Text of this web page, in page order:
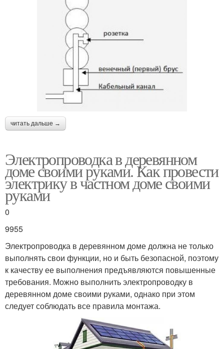
читать дальше →
Электропроводка в деревянном
доме своими руками. Как провести
электрику в частном доме своими
руками
0
9955
Электропроводка в деревянном доме должна не только
выполнять свои функции, но и быть безопасной, поэтому
к качеству ее выполнения предъявляются повышенные
требования. Можно выполнить электропроводку в
деревянном доме своими руками, однако при этом
следует соблюдать все правила монтажа.